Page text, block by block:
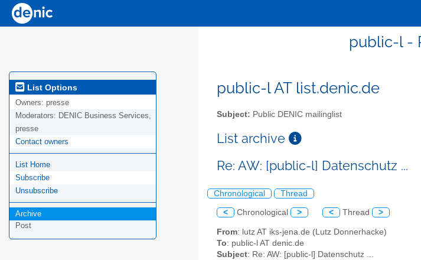
public-l -
List Options
Owners: presse
Moderators: DENIC Business Services,
presse
Contact owners
List Home
Subscribe
Unsubscribe
Archive
Post
public-l AT list.denic.de
Subject: Public DENIC mailinglist
List archive
Re: AW: [public-l] Datenschutz ...
Chronological Thread
< Chronological > < Thread >
From: lutz AT iks-jena.de (Lutz Donnerhacke)
To: public-l AT denic.de
Subject: Re: AW: [public-l] Datenschutz ...